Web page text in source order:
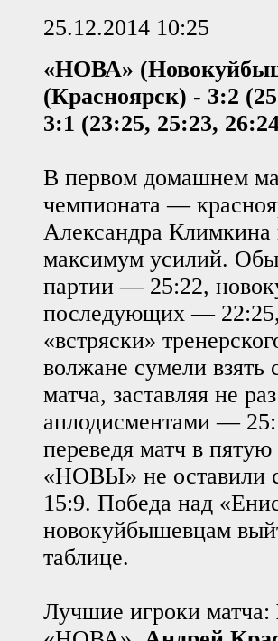
25.12.2014 10:25
«НОВА»
(Красноярск) - 3:2
3:1 (23:25, 25:23,
В первом домашнем
чемпионата —
Александра
максимум усилий.
партии — 25:22,
последующих —
«встряски»
волжане сумели взять
матча, заставляя не
аплодисментами —
переведя матч в
«НОВЫ» не оставили
15:9. Победа над
новокуйбышевцам
таблице.
Лучшие игроки матча: